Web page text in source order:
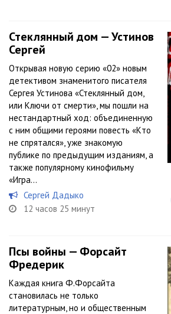
Стеклянный дом — Устинов
Сергей
Открывая новую серию «02» новым
детективом знаменитого писателя
Сергея Устинова «Стеклянный дом,
или Ключи от смерти», мы пошли на
нестандартный ход: объединенную
с ним общими героями повесть «Кто
не спрятался», уже знакомую
публике по предыдущим изданиям, а
также популярному кинофильму
«Игра...
Сергей Дадыко
12 часов 25 минут
Псы войны — Форсайт
Фредерик
Каждая книга Ф.Форсайта
становилась не только
литературным, но и общественным